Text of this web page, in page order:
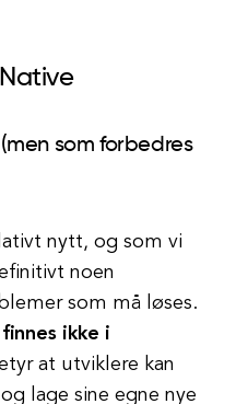
som forbedres
nytt, og som vi
noen
som må løses.
ikke i
at utviklere kan
lage sine egne nye